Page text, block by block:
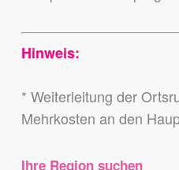
Hinweis:
* Weiterleitung der
Mehrkosten an den
Ihre Region suchen